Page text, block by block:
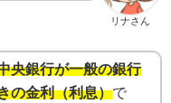
リナさん
央銀行が一般の銀行
の金利（利息）で